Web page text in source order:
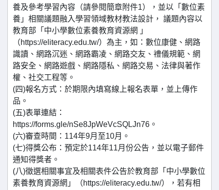
養及參考學習內容（請參閱簡章附件1），並以「數位素
養」相關議題融入學習領域教材教法設計， 議題內容以
教育部「中小學數位素養教育資源網 」
（https://eliteracy.edu.tw/）為主，如：數位康健、網路
識讀、網路沉迷、網路霸凌、網路交友、禮儀規範、網
路安全、網路遊戲、網路隱私、網路交易、法律與著作
權、社交工程等。
(四)報名方式：於期限內填寫線上報名表單，並上傳作
品。
(五)表單連結：
https://forms.gle/nSe8JpWeVcSQLJn76。
(六)審查時間：114年9月至10月。
(七)得獎公布：預定於114年11月份公告，並以電子郵件
通知得獎者。
(八)徵選相關事宜及相關表件公告於教育部「中小學數位
素養教育資源網」（https://eliteracy.edu.tw/），若有相